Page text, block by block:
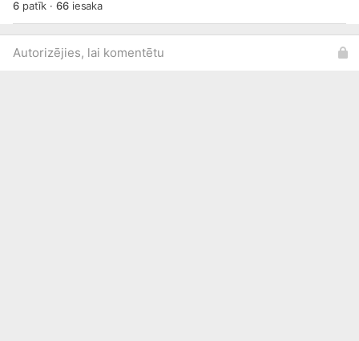
6patīk ·66iesaka
Autorizējies, lai komentētu